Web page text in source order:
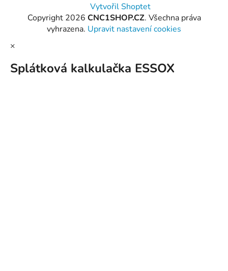
Vytvořil Shoptet
Copyright 2026 CNC1SHOP.CZ. Všechna práva
vyhrazena. Upravit nastavení cookies
×
Splátková kalkulačka ESSOX